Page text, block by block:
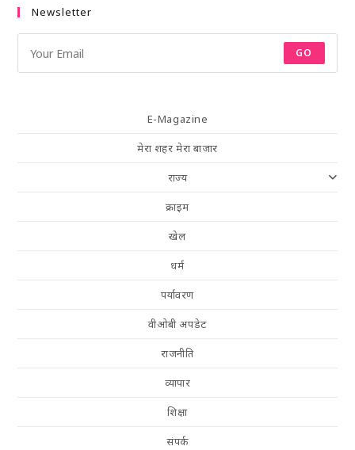
Newsletter
GO
E-Magazine
मेरा शहर मेरा बाजार
राज्य
क्राइम
खेल
धर्म
पर्यावरण
वीओबी अपडेट
राजनीति
व्यापार
शिक्षा
संपर्क